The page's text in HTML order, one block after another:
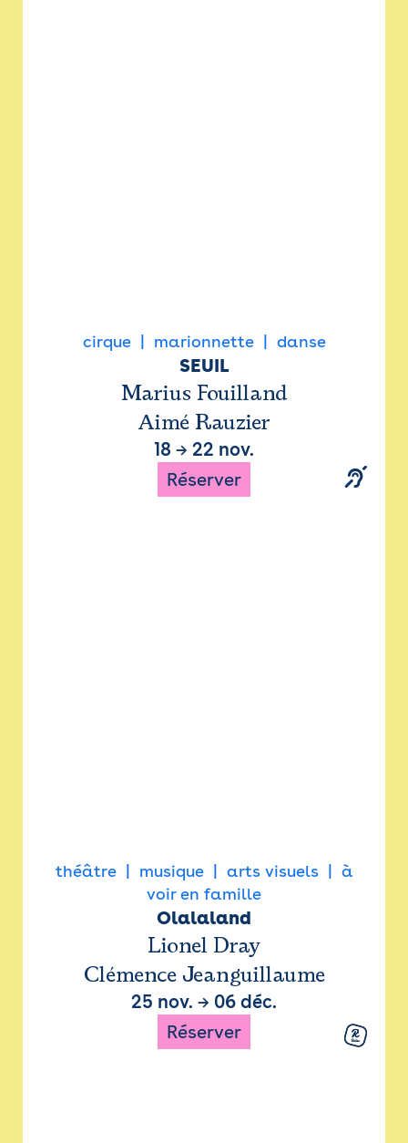
cirque marionnette danse
SEUIL
Marius Fouilland
Aimé Rauzier
18 → 22 nov.
Réserver
théâtre musique arts visuels
à
voir en famille
Olalaland
Lionel Dray
Clémence Jeanguillaume
25 nov. → 06 déc.
Réserver